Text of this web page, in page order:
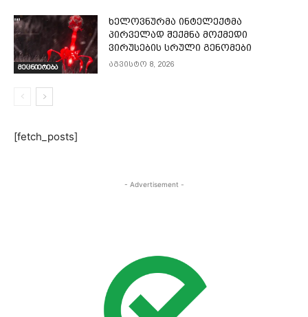
მეცნიერება
ხელოვნურმა ინტელექტმა
პირველად შექმნა მოქმედი
ვირუსების სრული გენომები
აგვისტო 8, 2026
[fetch_posts]
- Advertisement -